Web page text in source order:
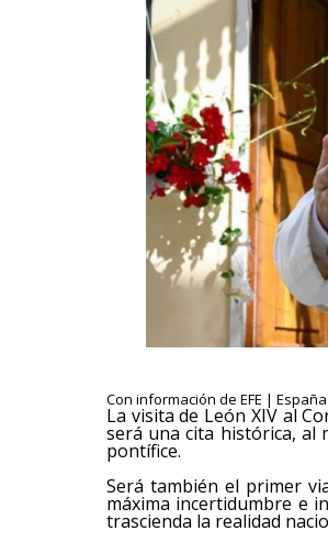
Con información de EFE |
La visita de León XIV al
será una cita histórica, al
pontífice.
Será también el primer
máxima incertidumbre e
trascienda la realidad